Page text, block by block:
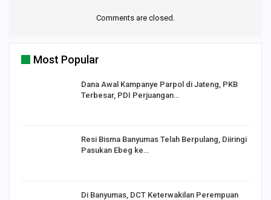
Comments are closed.
Most Popular
Dana Awal Kampanye Parpol di Jateng, PKB
Terbesar, PDI Perjuangan…
Resi Bisma Banyumas Telah Berpulang, Diiringi
Pasukan Ebeg ke…
Di Banyumas, DCT Keterwakilan Perempuan